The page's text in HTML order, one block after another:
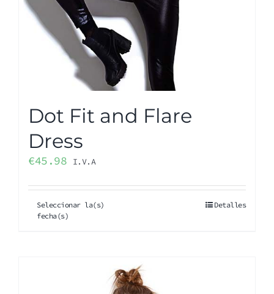
Dot Fit and Flare
Dress
€45.98 I.V.A
Seleccionar la(s)
fecha(s)
Detalles